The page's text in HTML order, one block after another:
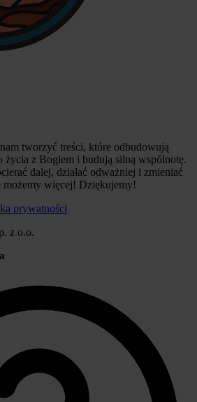
tworzyć treści, które odbudowują
życia z Bogiem i budują silną wspólnotę.
dalej, działać odważniej i zmieniać
możemy więcej! Dziękujemy!
prywatności
z o.o.